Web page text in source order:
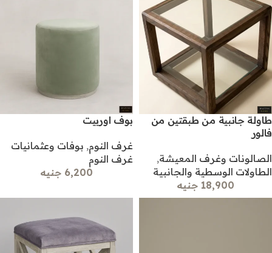
طاولة جانبية من طبقتين من
فالور
الصالونات وغرف المعيشة,
الطاولات الوسطية والجانبية
18,900 جنيه
بوف اوربيت
غرف النوم, بوفات وعثمانيات
غرف النوم
6,200 جنيه